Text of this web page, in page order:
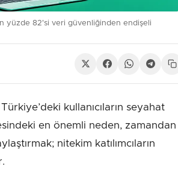
yüzde 82'si veri güvenliğinden endişeli
kullanıcıların seyahat
en önemli neden, zamandan
nitekim katılımcıların